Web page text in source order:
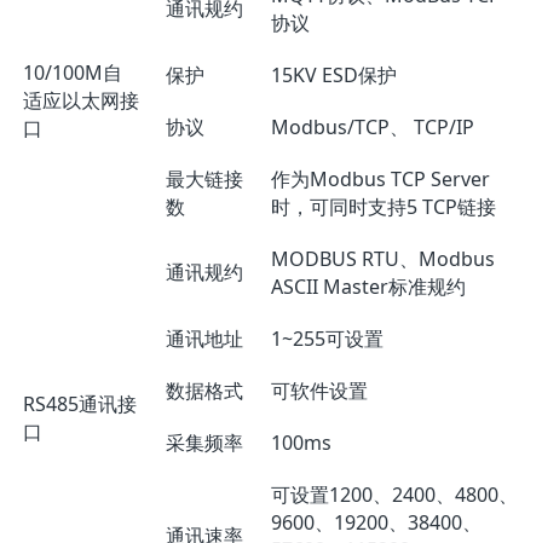
10/100M自
适应以太网接
口
通讯规约
协议
保护
15KV ESD保护
协议
Modbus/TCP、 TCP/IP
最大链接
数
作为Modbus TCP Server
时，可同时支持5 TCP链接
RS485通讯接
口
通讯规约
MODBUS RTU、Modbus
ASCII Master标准规约
通讯地址
1~255可设置
数据格式
可软件设置
采集频率
100ms
通讯速率
可设置1200、2400、4800、
9600、19200、38400、